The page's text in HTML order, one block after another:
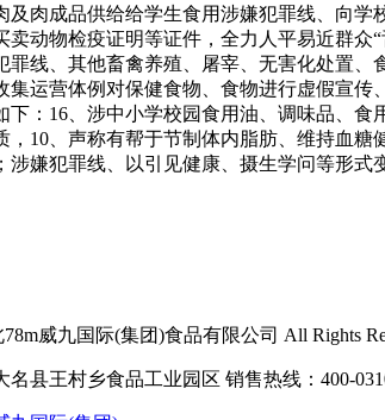
及肉成品供给给学生食用涉嫌犯罪线、向
卖动物检疫证明等证件，全力人平易近群
罪线、其他畜禽养殖、屠宰、无害化处置
集运营体例对保健食物、食物进行虚假宣
下：16、涉中小学校园食用油、调味品、
，10、声称有帮于节制体内脂肪、维持血
涉嫌犯罪线、以引见健康、摄生学问等形
威九国际(集团)食品有限公司 All Rights
县王村乡食品工业园区 销售热线：400-